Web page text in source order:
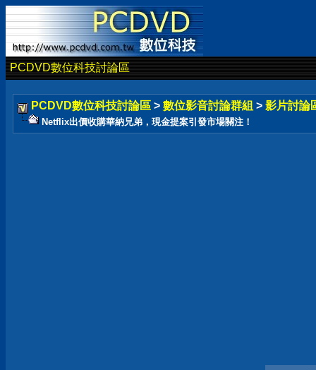
PCDVD數位科技討論區
PCDVD數位科技討論區 > 數位影音討論群組 > 影片討論
Netflix出價收購華納兄弟，現金提案引發市場關注！